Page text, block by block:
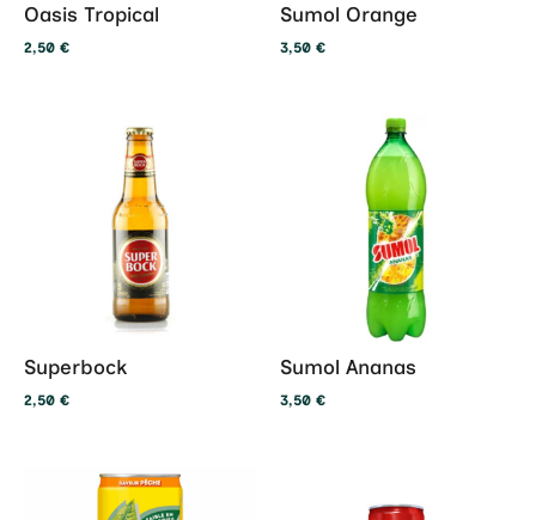
Oasis Tropical
2,50 €
Sumol Orange
3,50 €
Superbock
2,50 €
Sumol Ananas
3,50 €